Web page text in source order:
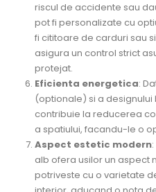
riscul de accidente sau
pot fi personalizate cu
fi cititoare de carduri sau
asigura un control strict
protejat.
Eficienta energetica:
(optionale) si a
contribuie la reducerea
a spatiului, facandu-le o
Aspect estetic modern
alb ofera usilor un aspect
potriveste cu o varietate